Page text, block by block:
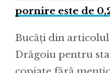
pornire este de
Bucăți din
Drăgoiu pentru